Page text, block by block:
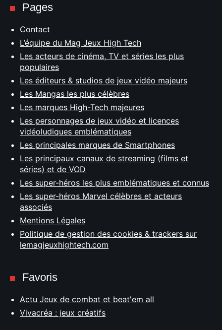
Pages
Contact
L’équipe du Mag Jeux High Tech
Les acteurs de cinéma, TV et séries les plus
populaires
Les éditeurs & studios de jeux vidéo majeurs
Les Mangas les plus célèbres
Les marques High-Tech majeures
Les personnages de jeux vidéo et licences
vidéoludiques emblématiques
Les principales marques de Smartphones
Les principaux canaux de streaming (films et
séries) et de VOD
Les super-héros les plus emblématiques et connus
Les super-héros Marvel célèbres et acteurs
associés
Mentions Légales
Politique de gestion des cookies & trackers sur
lemagjeuxhightech.com
Favoris
Actu Jeux de combat et beat'em all
Vivacréa : jeux créatifs